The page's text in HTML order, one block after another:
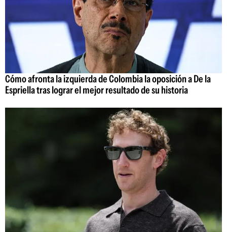
Cómo afronta la izquierda de Colombia la oposición a De la
Espriella tras lograr el mejor resultado de su historia